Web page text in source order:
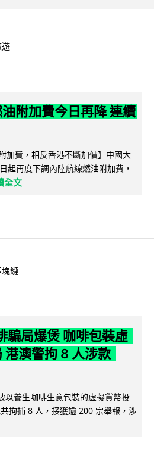
附加費今日再降 連續
加費，相反香港不斷加價】中國大
起再度下調內陸航線燃油附加費，
全文
鏈
騙局爆煲 咖啡包裝虛
港澳警拘 8 人涉款
以養生咖啡生意包裝的虛擬貨幣投
拘捕 8 人，接獲逾 200 宗舉報，涉